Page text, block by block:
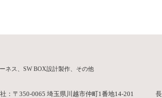
ネス、SW BOX設計製作、その他
：〒350-0065 埼玉県川越市仲町1番地14-201